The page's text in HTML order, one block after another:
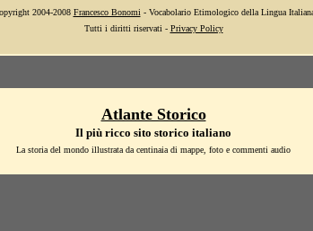
2004-2008 Francesco Bonomi - Vocabolario Etimologico della Lingua
Tutti i diritti riservati - Privacy Policy
Atlante Storico
Il più ricco sito storico italiano
La storia del mondo illustrata da centinaia di mappe, foto e commenti audio